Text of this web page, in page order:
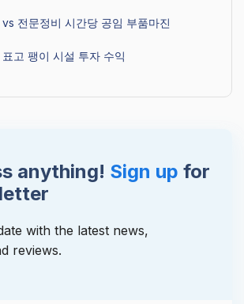
전문정비 시간당 공임 부품마진
고 팽이 시설 투자 수익
anything! Sign up for
with the latest news,
reviews.